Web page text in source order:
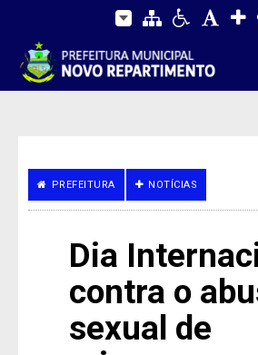
PREFEITURA NOTÍCIAS
Dia
contra o
sexual de